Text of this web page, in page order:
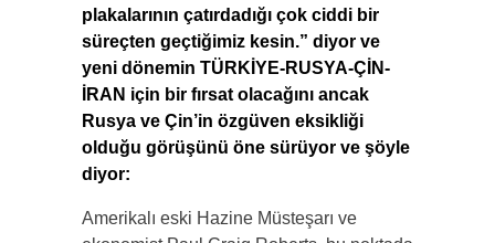
plakalarının çatırdadığı çok ciddi bir
süreçten geçtiğimiz kesin.” diyor ve
yeni dönemin TÜRKİYE-RUSYA-ÇİN-
İRAN için bir fırsat olacağını ancak
Rusya ve Çin’in özgüven eksikliği
olduğu görüşünü öne sürüyor ve şöyle
diyor:
Amerikalı eski Hazine Müsteşarı ve